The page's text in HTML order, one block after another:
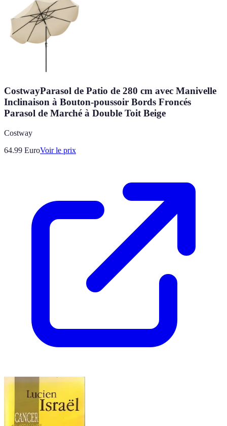
CostwayParasol de Patio de 280 cm avec Manivelle
Inclinaison à Bouton-poussoir Bords Froncés
Parasol de Marché à Double Toit Beige
Costway
64.99 EuroVoir le prix